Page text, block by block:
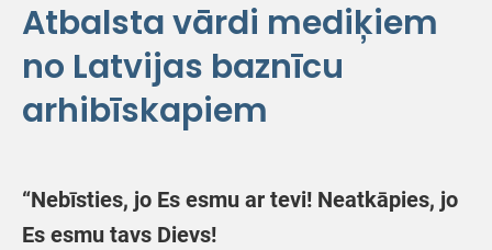
Atbalsta vārdi mediķiem
no Latvijas baznīcu
arhibīskapiem
“Nebīsties, jo Es esmu ar tevi! Neatkāpies, jo
Es esmu tavs Dievs!